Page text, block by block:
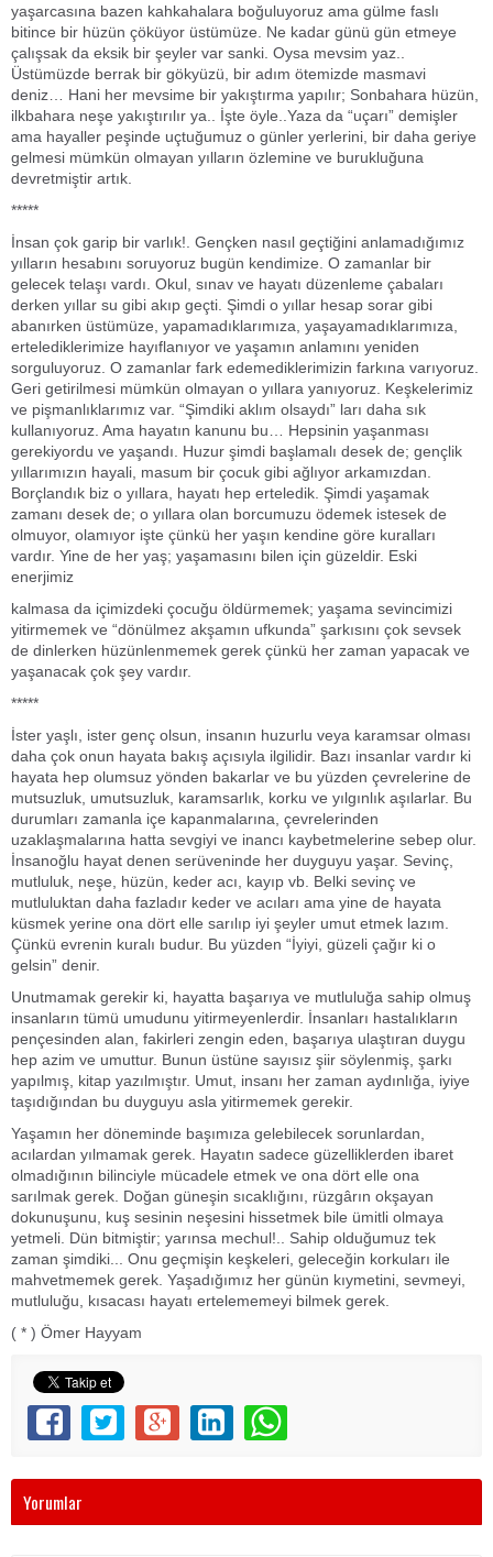
yaşarcasına bazen kahkahalara boğuluyoruz ama gülme faslı
bitince bir hüzün çöküyor üstümüze. Ne kadar günü gün etmeye
çalışsak da eksik bir şeyler var sanki. Oysa mevsim yaz..
Üstümüzde berrak bir gökyüzü, bir adım ötemizde masmavi
deniz… Hani her mevsime bir yakıştırma yapılır; Sonbahara hüzün,
ilkbahara neşe yakıştırılır ya.. İşte öyle..Yaza da “uçarı” demişler
ama hayaller peşinde uçtuğumuz o günler yerlerini, bir daha geriye
gelmesi mümkün olmayan yılların özlemine ve burukluğuna
devretmiştir artık.
*****
İnsan çok garip bir varlık!. Gençken nasıl geçtiğini anlamadığımız
yılların hesabını soruyoruz bugün kendimize. O zamanlar bir
gelecek telaşı vardı. Okul, sınav ve hayatı düzenleme çabaları
derken yıllar su gibi akıp geçti. Şimdi o yıllar hesap sorar gibi
abanırken üstümüze, yapamadıklarımıza, yaşayamadıklarımıza,
ertelediklerimize hayıflanıyor ve yaşamın anlamını yeniden
sorguluyoruz. O zamanlar fark edemediklerimizin farkına varıyoruz.
Geri getirilmesi mümkün olmayan o yıllara yanıyoruz. Keşkelerimiz
ve pişmanlıklarımız var. “Şimdiki aklım olsaydı” ları daha sık
kullanıyoruz. Ama hayatın kanunu bu… Hepsinin yaşanması
gerekiyordu ve yaşandı. Huzur şimdi başlamalı desek de; gençlik
yıllarımızın hayali, masum bir çocuk gibi ağlıyor arkamızdan.
Borçlandık biz o yıllara, hayatı hep erteledik. Şimdi yaşamak
zamanı desek de; o yıllara olan borcumuzu ödemek istesek de
olmuyor, olamıyor işte çünkü her yaşın kendine göre kuralları
vardır. Yine de her yaş; yaşamasını bilen için güzeldir. Eski
enerjimiz
kalmasa da içimizdeki çocuğu öldürmemek; yaşama sevincimizi
yitirmemek ve “dönülmez akşamın ufkunda” şarkısını çok sevsek
de dinlerken hüzünlenmemek gerek çünkü her zaman yapacak ve
yaşanacak çok şey vardır.
*****
İster yaşlı, ister genç olsun, insanın huzurlu veya karamsar olması
daha çok onun hayata bakış açısıyla ilgilidir. Bazı insanlar vardır ki
hayata hep olumsuz yönden bakarlar ve bu yüzden çevrelerine de
mutsuzluk, umutsuzluk, karamsarlık, korku ve yılgınlık aşılarlar. Bu
durumları zamanla içe kapanmalarına, çevrelerinden
uzaklaşmalarına hatta sevgiyi ve inancı kaybetmelerine sebep olur.
İnsanoğlu hayat denen serüveninde her duyguyu yaşar. Sevinç,
mutluluk, neşe, hüzün, keder acı, kayıp vb. Belki sevinç ve
mutluluktan daha fazladır keder ve acıları ama yine de hayata
küsmek yerine ona dört elle sarılıp iyi şeyler umut etmek lazım.
Çünkü evrenin kuralı budur. Bu yüzden “İyiyi, güzeli çağır ki o
gelsin” denir.
Unutmamak gerekir ki, hayatta başarıya ve mutluluğa sahip olmuş
insanların tümü umudunu yitirmeyenlerdir. İnsanları hastalıkların
pençesinden alan, fakirleri zengin eden, başarıya ulaştıran duygu
hep azim ve umuttur. Bunun üstüne sayısız şiir söylenmiş, şarkı
yapılmış, kitap yazılmıştır. Umut, insanı her zaman aydınlığa, iyiye
taşıdığından bu duyguyu asla yitirmemek gerekir.
Yaşamın her döneminde başımıza gelebilecek sorunlardan,
acılardan yılmamak gerek. Hayatın sadece güzelliklerden ibaret
olmadığının bilinciyle mücadele etmek ve ona dört elle ona
sarılmak gerek. Doğan güneşin sıcaklığını, rüzgârın okşayan
dokunuşunu, kuş sesinin neşesini hissetmek bile ümitli olmaya
yetmeli. Dün bitmiştir; yarınsa mechul!.. Sahip olduğumuz tek
zaman şimdiki... Onu geçmişin keşkeleri, geleceğin korkuları ile
mahvetmemek gerek. Yaşadığımız her günün kıymetini, sevmeyi,
mutluluğu, kısacası hayatı ertelememeyi bilmek gerek.
( * ) Ömer Hayyam
Yorumlar